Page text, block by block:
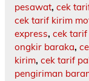
pesawat, cek
cek tarif kirim
express, cek tarif
ongkir baraka,
kirim, cek tarif
pengiriman